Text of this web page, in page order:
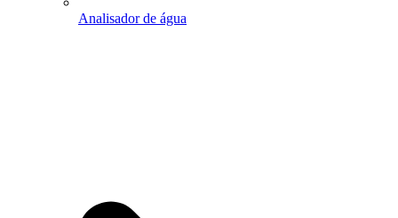
Analisador de água